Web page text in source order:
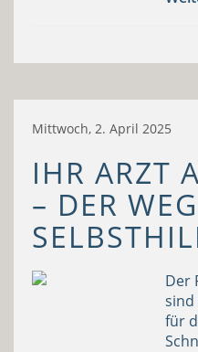
Mittwoch, 2. April 2025
IHR ARZT
– DER
Der
sind
für